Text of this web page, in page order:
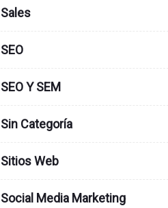
Sales
SEO
SEO Y SEM
Sin Categoría
Sitios Web
Social Media Marketing